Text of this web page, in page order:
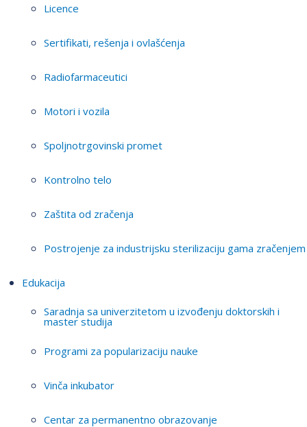
Licence
Sertifikati, rešenja i ovlašćenja
Radiofarmaceutici
Motori i vozila
Spoljnotrgovinski promet
Kontrolno telo
Zaštita od zračenja
Postrojenje za industrijsku sterilizaciju gama zračenjem
Edukacija
Saradnja sa univerzitetom u izvođenju doktorskih i
master studija
Programi za popularizaciju nauke
Vinča inkubator
Centar za permanentno obrazovanje